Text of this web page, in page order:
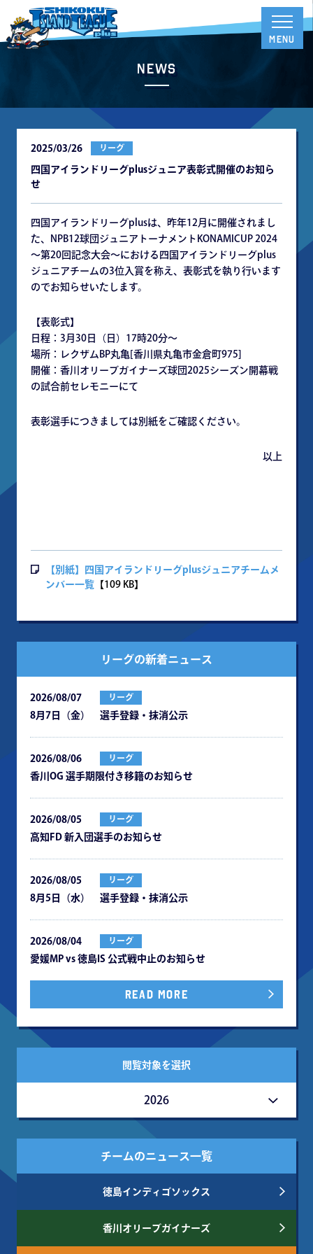
News
2025/03/26 リーグ
四国アイランドリーグplusジュニア表彰式開催のお知ら
せ
四国アイランドリーグplusは、昨年12月に開催されまし
た、NPB12球団ジュニアトーナメントKONAMICUP 2024
～第20回記念大会～における四国アイランドリーグplus
ジュニアチームの3位入賞を称え、表彰式を執り行います
のでお知らせいたします。
【表彰式】
日程：3月30日（日）17時20分～
場所：レクザムBP丸亀[香川県丸亀市金倉町975]
開催：香川オリーブガイナーズ球団2025シーズン開幕戦
の試合前セレモニーにて
表彰選手につきましては別紙をご確認ください。
以上
【別紙】四国アイランドリーグplusジュニアチームメ
ンバー一覧 【109 KB】
リーグの新着ニュース
2026/08/07 リーグ
8月7日（金） 選手登録・抹消公示
2026/08/06 リーグ
⾹川OG 選⼿期限付き移籍のお知らせ
2026/08/05 リーグ
⾼知FD 新⼊団選⼿のお知らせ
2026/08/05 リーグ
8月5日（水） 選手登録・抹消公示
2026/08/04 リーグ
愛媛MP vs 徳島IS 公式戦中⽌のお知らせ
READ MORE
閲覧対象を選択
2026
チームのニュース一覧
徳島インディゴソックス
香川オリーブガイナーズ